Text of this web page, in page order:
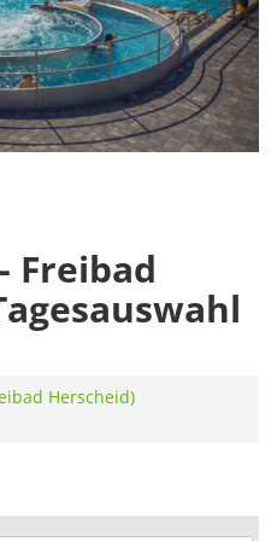
Freibad
Herscheid)